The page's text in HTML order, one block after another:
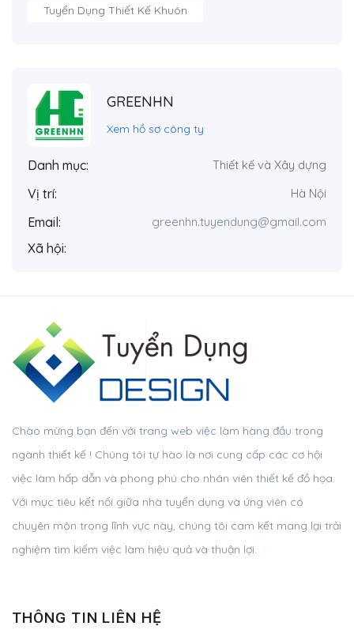
Tuyển Dụng Thiết Kế Khuôn
GREENHN
Xem hồ sơ công ty
Danh mục: Thiết kế và Xây dựng
Vị trí: Hà Nội
Email: greenhn.tuyendung@gmail.com
Xã hội:
Chào mừng bạn đến với trang web việc làm hàng đầu trong
ngành thiết kế ! Chúng tôi tự hào là nơi cung cấp các cơ hội
việc làm hấp dẫn và phong phú cho nhân viên thiết kế đồ họa.
Với mục tiêu kết nối giữa nhà tuyển dụng và ứng viên có
chuyên môn trong lĩnh vực này, chúng tôi cam kết mang lại trải
nghiệm tìm kiếm việc làm hiệu quả và thuận lợi.
THÔNG TIN LIÊN HỆ